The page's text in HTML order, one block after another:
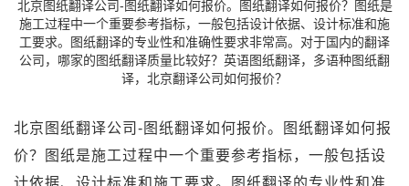
北京图纸翻译公司-图纸翻译如何报价。图纸翻译如何报价？图纸是
施工过程中一个重要参考指标，一般包括设计依据、设计标准和施
工要求。图纸翻译的专业性和准确性要求非常高。对于国内的翻译
公司，哪家的图纸翻译质量比较好？英语图纸翻译，多语种图纸翻
译，北京翻译公司如何报价？
北京图纸翻译公司-图纸翻译如何报价。图纸翻译如何报
价？图纸是施工过程中一个重要参考指标，一般包括设
计依据、设计标准和施工要求。图纸翻译的专业性和准